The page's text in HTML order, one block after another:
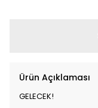
Ürün Açıklaması
GELECEK!